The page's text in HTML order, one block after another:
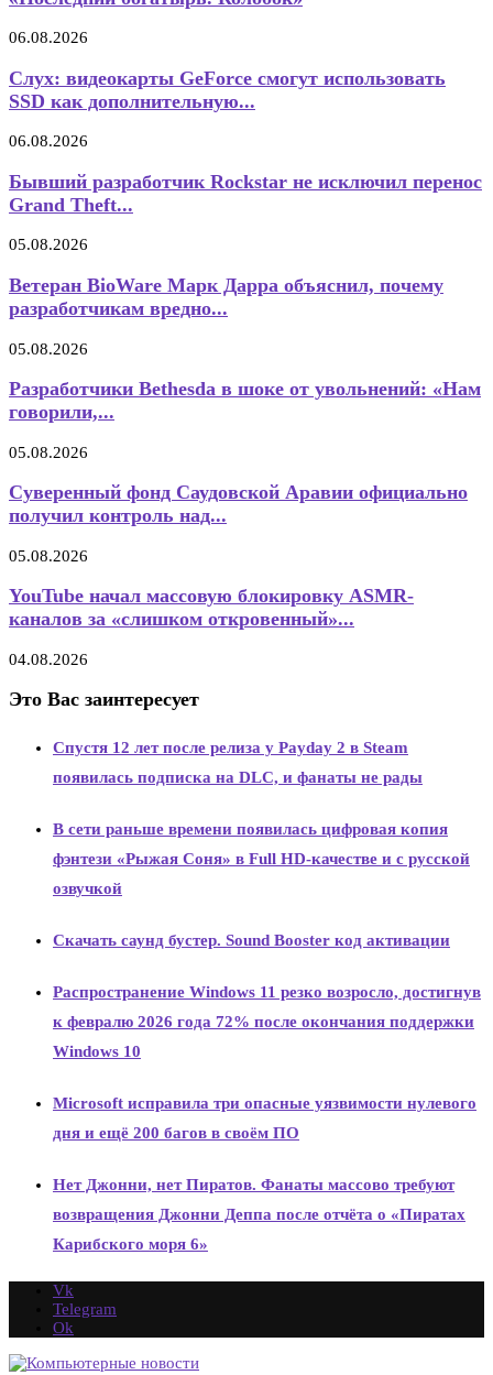
06.08.2026
Слух: видеокарты GeForce смогут использовать
SSD как дополнительную...
06.08.2026
Бывший разработчик Rockstar не исключил перенос
Grand Theft...
05.08.2026
Ветеран BioWare Марк Дарра объяснил, почему
разработчикам вредно...
05.08.2026
Разработчики Bethesda в шоке от увольнений: «Нам
говорили,...
05.08.2026
Суверенный фонд Саудовской Аравии официально
получил контроль над...
05.08.2026
YouTube начал массовую блокировку ASMR-
каналов за «слишком откровенный»...
04.08.2026
Это Вас заинтересует
Спустя 12 лет после релиза у Payday 2 в Steam
появилась подписка на DLC, и фанаты не рады
В сети раньше времени появилась цифровая копия
фэнтези «Рыжая Соня» в Full HD-качестве и с русской
озвучкой
Скачать саунд бустер. Sound Booster код активации
Распространение Windows 11 резко возросло, достигнув
к февралю 2026 года 72% после окончания поддержки
Windows 10
Microsoft исправила три опасные уязвимости нулевого
дня и ещё 200 багов в своём ПО
Нет Джонни, нет Пиратов. Фанаты массово требуют
возвращения Джонни Деппа после отчёта о «Пиратах
Карибского моря 6»
Vk
Telegram
Ok